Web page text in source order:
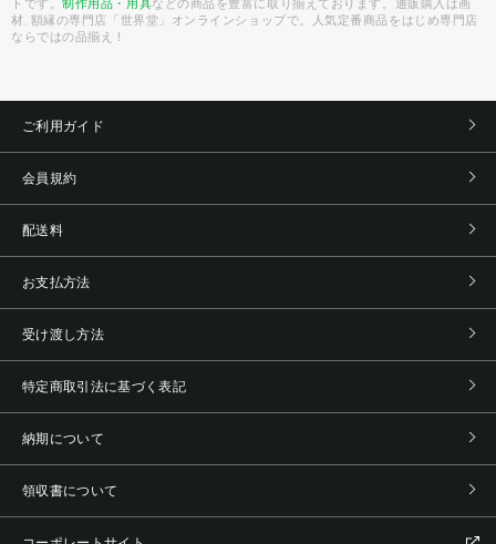
トです。制作用品・用具などの商品を豊富に取り揃えております。通販購入は画
材, 額縁の専門店「世界堂」オンラインショップで。人気定番商品をはじめ専門店
ならではの品揃え！
ご利用ガイド
会員規約
配送料
お支払方法
受け渡し方法
特定商取引法に基づく表記
納期について
領収書について